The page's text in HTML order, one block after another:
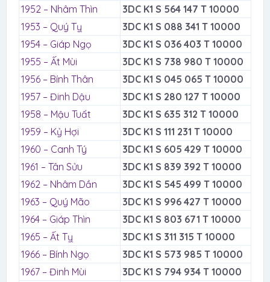
1952 – Nhâm Thìn
3DC K1 S 564 147 T 10000
1953 – Quý Tỵ
3DC K1 S 088 341 T 10000
1954 – Giáp Ngọ
3DC K1 S 036 403 T 10000
1955 – Ất Mùi
3DC K1 S 738 980 T 10000
1956 – Bính Thân
3DC K1 S 045 065 T 10000
1957 – Đinh Dậu
3DC K1 S 280 127 T 10000
1958 – Mậu Tuất
3DC K1 S 635 312 T 10000
1959 – Kỷ Hợi
3DC K1 S 111 231 T 10000
1960 – Canh Tý
3DC K1 S 605 429 T 10000
1961 – Tân Sửu
3DC K1 S 839 392 T 10000
1962 – Nhâm Dần
3DC K1 S 545 499 T 10000
1963 – Quý Mão
3DC K1 S 996 427 T 10000
1964 – Giáp Thìn
3DC K1 S 803 671 T 10000
1965 – Ất Tỵ
3DC K1 S 311 315 T 10000
1966 – Bính Ngọ
3DC K1 S 573 985 T 10000
1967 – Đinh Mùi
3DC K1 S 794 934 T 10000